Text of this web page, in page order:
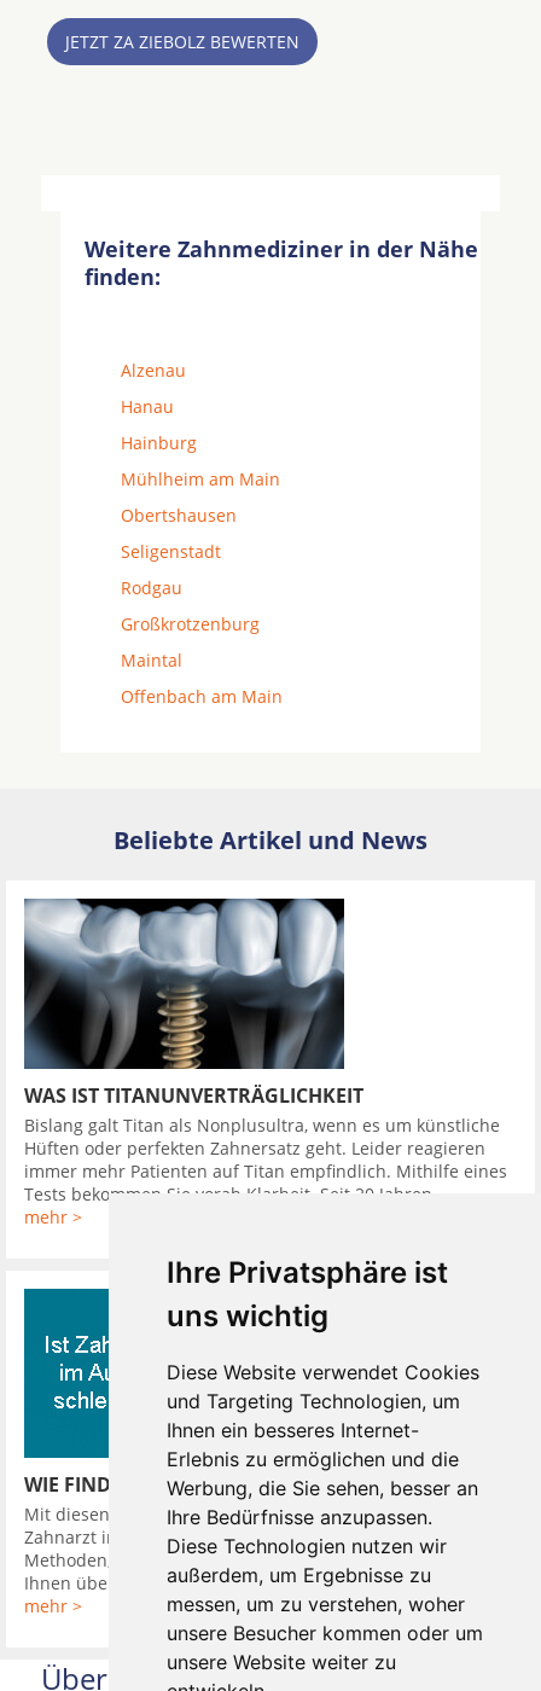
Ihre Privatsphäre ist
uns wichtig
Diese Website verwendet Cookies
und Targeting Technologien, um
Ihnen ein besseres Internet-
Erlebnis zu ermöglichen und die
Werbung, die Sie sehen, besser an
Ihre Bedürfnisse anzupassen.
Diese Technologien nutzen wir
außerdem, um Ergebnisse zu
messen, um zu verstehen, woher
unsere Besucher kommen oder um
unsere Website weiter zu
JETZT ZA ZIEBOLZ BEWERTEN
Weitere Zahnmediziner in der Nähe
finden:
Alzenau
Hanau
Hainburg
Mühlheim am Main
Obertshausen
Seligenstadt
Rodgau
Großkrotzenburg
Maintal
Offenbach am Main
Beliebte Artikel und News
WAS IST TITANUNVERTRÄGLICHKEIT
Bislang galt Titan als Nonplusultra, wenn es um künstliche
Hüften oder perfekten Zahnersatz geht. Leider reagieren
immer mehr Patienten auf Titan empfindlich. Mithilfe eines
Tests bekommen Sie vorab Klarheit. Seit 20 Jahren ...
mehr >
WIE FINDE ICH EINEN GUTEN ZAHNARZT
Mit diesen 10 Tipps finden Sie leicht einen guten günstigen
Zahnarzt in Ihrer Nähe. So hat Ihr Zahnarzt verschiedene
Methoden, Sie in seine Diagnose einzubeziehen. Er kann
Ihnen über Kamera oder ...
mehr >
Über uns